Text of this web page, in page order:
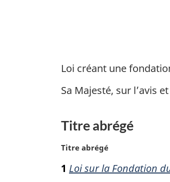
au
Loi créant une
Sa Majesté, sur l’avis
Titre abrégé
N
t
Titre abrégé
1 Loi sur la Fondation